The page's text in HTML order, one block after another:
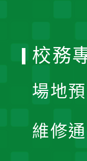
校務
場地
維修